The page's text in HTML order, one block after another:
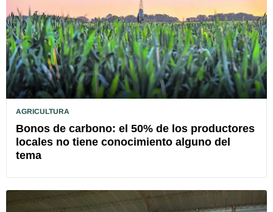
AGRICULTURA
Bonos de carbono: el 50% de los productores
locales no tiene conocimiento alguno del
tema